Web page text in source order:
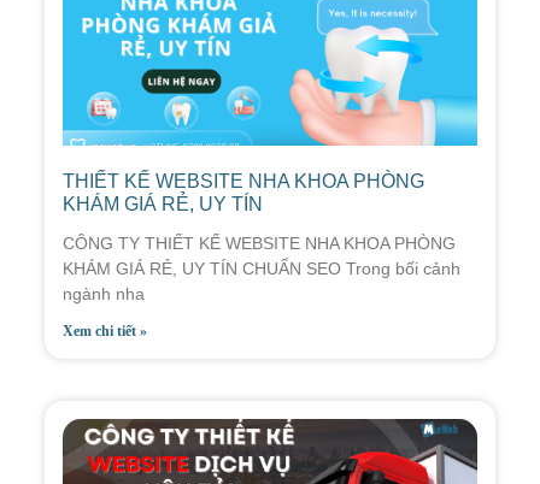
THIẾT KẾ WEBSITE NHA KHOA PHÒNG
KHÁM GIÁ RẺ, UY TÍN
CÔNG TY THIẾT KẾ WEBSITE NHA KHOA PHÒNG
KHÁM GIÁ RẺ, UY TÍN CHUẨN SEO Trong bối cảnh
ngành nha
Xem chi tiết »